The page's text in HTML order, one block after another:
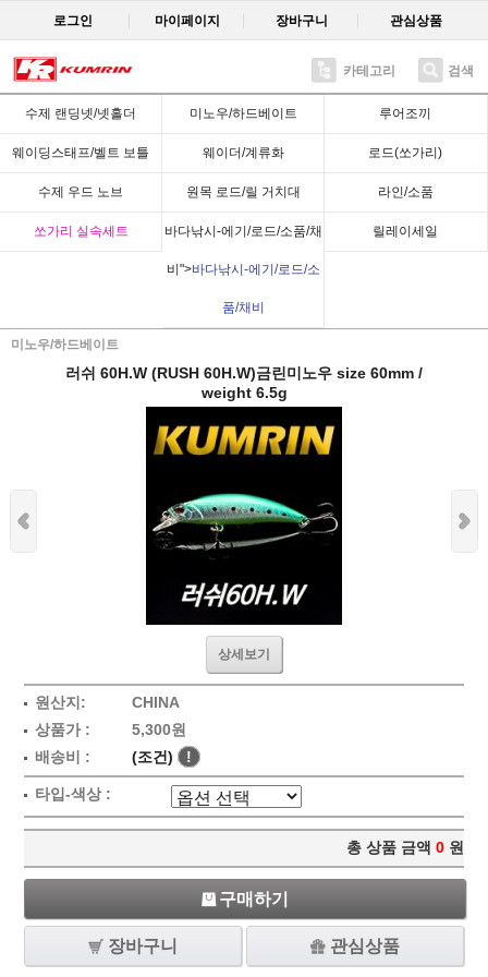
로그인 마이페이지 장바구니 관심상품
카테고리 검색
수제 랜딩넷/넷홀더 미노우/하드베이트 루어조끼
웨이딩스태프/벨트 보틀 웨이더/계류화 로드(쏘가리)
수제 우드 노브 원목 로드/릴 거치대 라인/소품
쏘가리 실속세트 바다낚시-에기/로드/소품/채
비">바다낚시-에기/로드/소
품/채비
릴레이세일
미노우/하드베이트
Recent
러쉬 60H.W (RUSH 60H.W)금린미노우 size 60mm /
weight 6.5g
상세보기
원산지:
CHINA
상품가 :
5,300원
배송비 :
(조건) !
타입-색상 :
총 상품 금액 0 원
구매하기
장바구니 관심상품